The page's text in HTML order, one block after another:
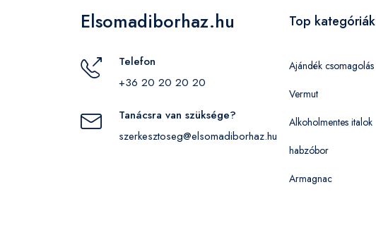
Elsomadiborhaz.hu
Telefon
+36 20 20 20 20
Tanácsra van szüksége?
szerkesztoseg@elsomadiborhaz.hu
Top kategóriák
Ajándék csomagolás
Vermut
Alkoholmentes italok
habzóbor
Armagnac